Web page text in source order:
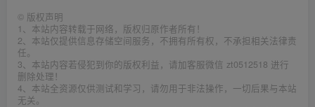
© 版权声明
1、本站内容转载于网络，版权归原作者所有！
2、本站仅提供信息存储空间服务，不拥有所有权，不承担相关法律责
任。
3、本站内容若侵犯到你的版权利益，请加客服微信 zt0512518 进行
删除处理！
4、本站全资源仅供测试和学习，请勿用于非法操作，一切后果与本站
无关。